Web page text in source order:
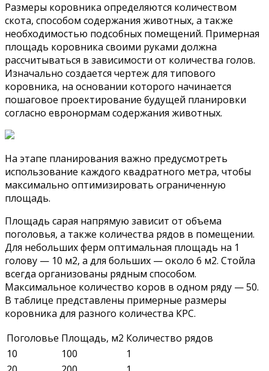
Размеры коровника определяются количеством
скота, способом содержания животных, а также
необходимостью подсобных помещений. Примерная
площадь коровника своими руками должна
рассчитываться в зависимости от количества голов.
Изначально создается чертеж для типового
коровника, на основании которого начинается
пошаговое проектирование будущей планировки
согласно евронормам содержания животных.
На этапе планирования важно предусмотреть
использование каждого квадратного метра, чтобы
максимально оптимизировать ограниченную
площадь.
Площадь сарая напрямую зависит от объема
поголовья, а также количества рядов в помещении.
Для небольших ферм оптимальная площадь на 1
голову — 10 м2, а для больших — около 6 м2. Стойла
всегда организованы рядным способом.
Максимальное количество коров в одном ряду — 50.
В таблице представлены примерные размеры
коровника для разного количества КРС.
Поголовье Площадь, м2 Количество рядов
10
100
1